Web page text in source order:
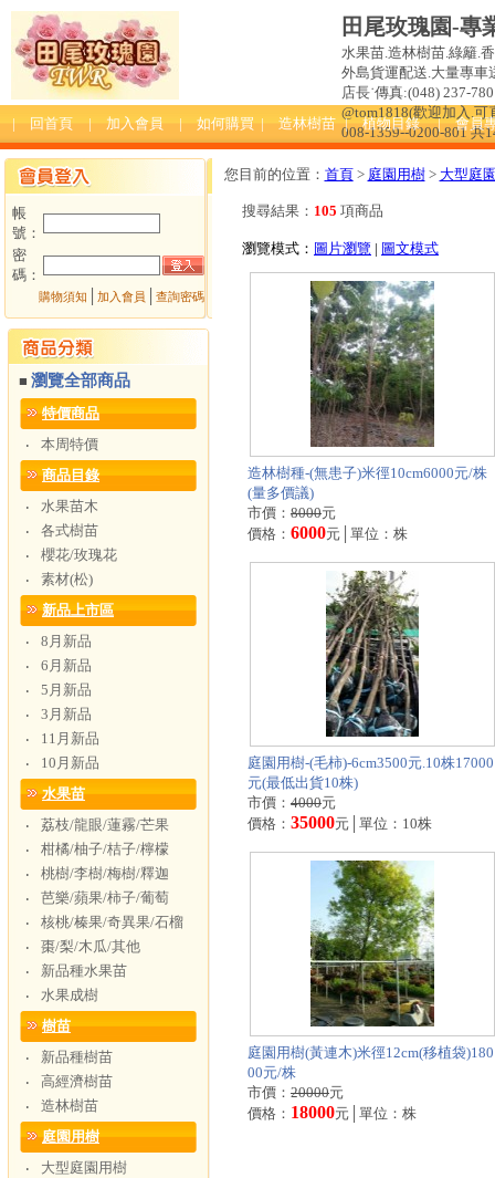
田尾玫瑰園-專
水果苗.造林樹苗.綠籬.
外島貨運配送.大量專車
店長˙傳真:(048) 237-
@tom1818(歡迎加入.
008-1359--0200-801 共
| 回首頁 | 加入會員 | 如何購買 | 造林樹苗 | 植物目錄 | 會員
帳
號：
密
碼：
購物須知 加入會員 查詢密碼
■ 瀏覽全部商品
特價商品
‧
本周特價
商品目錄
‧
水果苗木
‧
各式樹苗
‧
櫻花/玫瑰花
‧
素材(松)
新品上市區
‧
8月新品
‧
6月新品
‧
5月新品
‧
3月新品
‧
11月新品
‧
10月新品
水果苗
‧
荔枝/龍眼/蓮霧/芒果
‧
柑橘/柚子/桔子/檸檬
‧
桃樹/李樹/梅樹/釋迦
‧
芭樂/蘋果/柿子/葡萄
‧
核桃/榛果/奇異果/石榴
‧
棗/梨/木瓜/其他
‧
新品種水果苗
‧
水果成樹
樹苗
‧
新品種樹苗
‧
高經濟樹苗
‧
造林樹苗
庭園用樹
‧
大型庭園用樹
您目前的位置： 首頁> 庭園用樹> 大型庭
搜尋結果： 105 項商品
瀏覽模式： 圖片瀏覽 | 圖文模式
造林樹種-(無患子)米徑10cm6000元/株
(量多價議)
市價： 8000元
價格： 6000元│單位：株
庭園用樹-(毛柿)-6cm3500元.10株17000
元(最低出貨10株)
市價： 4000元
價格： 35000元│單位：10株
庭園用樹(黃連木)米徑12cm(移植袋)180
00元/株
市價： 20000元
價格： 18000元│單位：株